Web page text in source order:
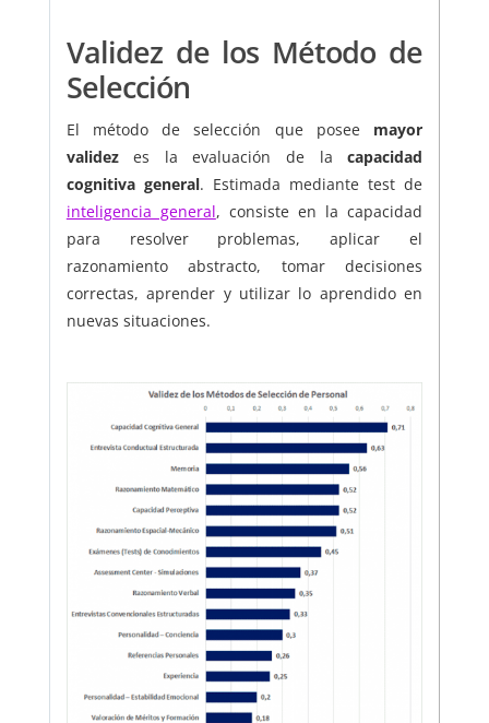
Validez de los Método de
Selección
El método de selección que poseemayor
validezes la evaluación de lacapacidad
cognitiva general. Estimada mediante test de
inteligencia general, consiste en la capacidad
para resolver problemas, aplicar el
razonamiento abstracto, tomar decisiones
correctas, aprender y utilizar lo aprendido en
nuevas situaciones.